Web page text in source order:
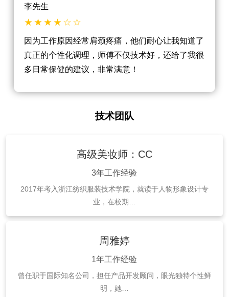
李先生
因为工作原因经常肩颈疼痛，他们耐心让我知道了
真正的个性化调理，师傅不仅技术好，还给了我很
多日常保健的建议，非常满意！
技术团队
高级美妆师：CC
3年工作经验
2017年考入浙江纺织服装技术学院，就读于人物形象设计专
业，在校期…
周雅婷
1年工作经验
曾任职于国际知名公司，担任产品开发顾问，眼光独特个性鲜
明，她…